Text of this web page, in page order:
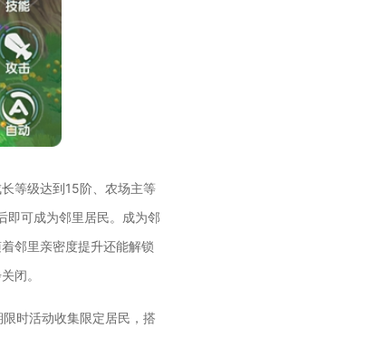
等级达到15阶、农场主等
即可成为邻里居民。成为邻
邻里亲密度提升还能解锁
闭。
时活动收集限定居民，搭